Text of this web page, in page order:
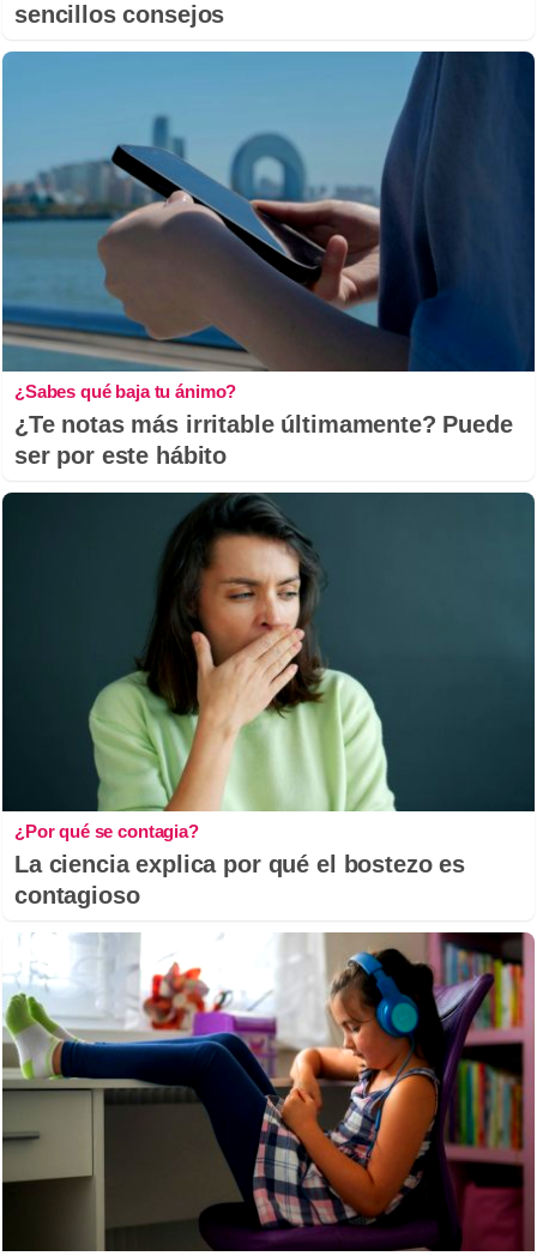
sencillos consejos
¿Sabes qué baja tu ánimo?
¿Te notas más irritable últimamente? Puede
ser por este hábito
¿Por qué se contagia?
La ciencia explica por qué el bostezo es
contagioso